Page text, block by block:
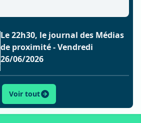
Le 22h30, le journal des Médias
de proximité - Vendredi
26/06/2026
Voir tout